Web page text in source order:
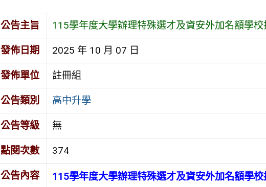
公告主旨 115學年度大學辦理特殊選才及資安外加名額學
發佈日期 2025 年 10 月 07 日
發佈單位 註冊組
公告類別 高中升學
公告等級 無
點閱次數 374
公告內容 115學年度大學辦理特殊選才及資安外加名額學